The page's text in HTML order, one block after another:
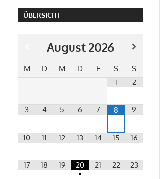
ÜBERSICHT
August 2026
M D M D F S
S
1
2
3 4 5 6 7 8 9
10 11 12 13 14 15 16
17 18 19
20
•
21 22 23